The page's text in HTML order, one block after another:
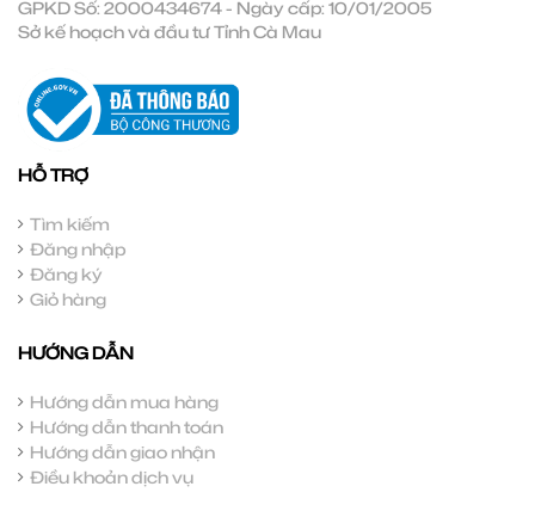
GPKD Số: 2000434674 - Ngày cấp: 10/01/2005
Sở kế hoạch và đầu tư Tỉnh Cà Mau
HỖ TRỢ
Tìm kiếm
Đăng nhập
Đăng ký
Giỏ hàng
HƯỚNG DẪN
Hướng dẫn mua hàng
Hướng dẫn thanh toán
Hướng dẫn giao nhận
Điều khoản dịch vụ